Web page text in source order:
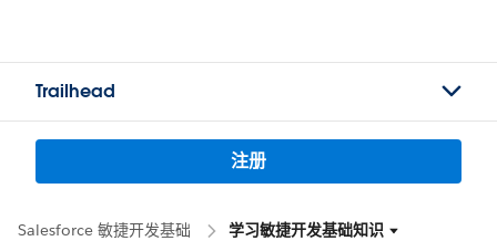
Trailhead
注册
Salesforce 敏捷开发基础 学习敏捷开发基础知识